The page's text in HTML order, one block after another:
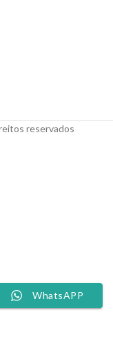
reservados
WhatsAPP